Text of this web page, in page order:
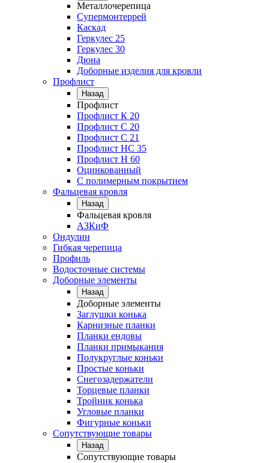
Металлочерепица
Супермонтеррей
Каскад
Геркулес 25
Геркулес 30
Дюна
Доборные изделия для кровли
Профлист
Назад
Профлист
Профлист К 20
Профлист С 20
Профлист C 21
Профлист НС 35
Профлист Н 60
Оцинкованный
С полимерным покрытием
Фальцевая кровля
Назад
Фальцевая кровля
АЗКиФ
Ондулин
Гибкая черепица
Профиль
Водосточные системы
Доборные элементы
Назад
Доборные элементы
Заглушки конька
Карнизные планки
Планки ендовы
Планки примыкания
Полукруглые коньки
Простые коньки
Снегозадержатели
Торцевые планки
Тройник конька
Угловые планки
Фигурные коньки
Сопутствующие товары
Назад
Сопутствующие товары